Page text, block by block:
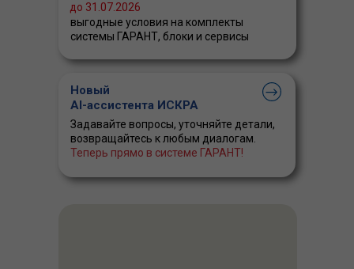
выгодные условия на комплекты
системы ГАРАНТ, блоки и сервисы
до 31.07.2026
Новый
AI-ассистента ИСКРА
Задавайте вопросы, уточняйте детали,
возвращайтесь к любым диалогам.
Теперь прямо в системе ГАРАНТ!